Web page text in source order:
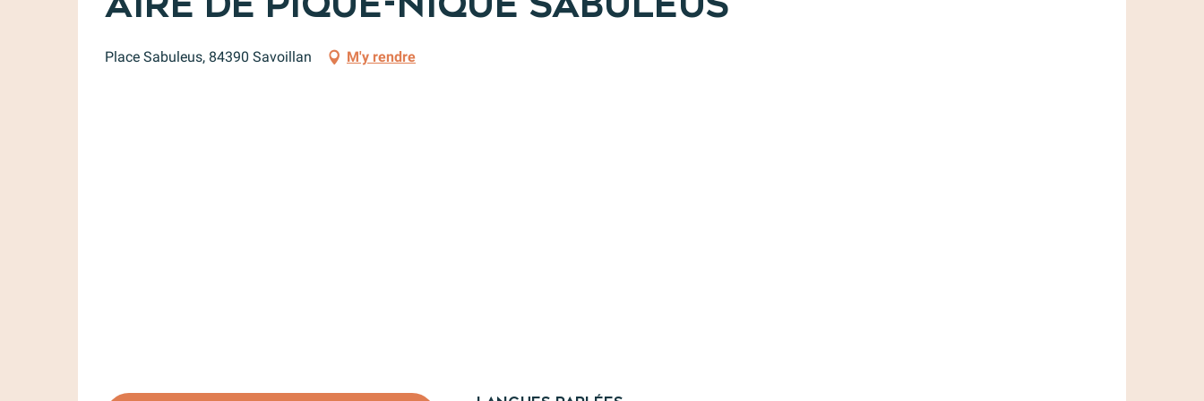
Place Sabuleus, 84390 Savoillan M'y rendre